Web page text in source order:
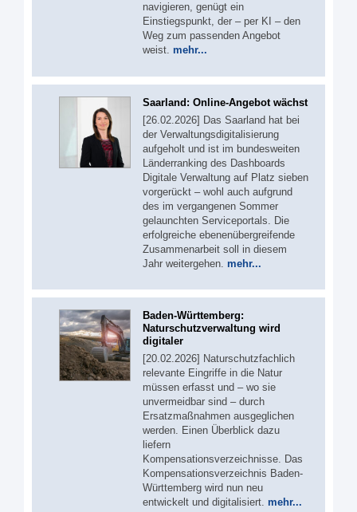
navigieren, genügt ein
Einstiegspunkt, der – per KI – den
Weg zum passenden Angebot
weist. mehr...
Saarland: Online-Angebot wächst
[26.02.2026] Das Saarland hat bei
der Verwaltungsdigitalisierung
aufgeholt und ist im bundesweiten
Länderranking des Dashboards
Digitale Verwaltung auf Platz sieben
vorgerückt – wohl auch aufgrund
des im vergangenen Sommer
gelaunchten Serviceportals. Die
erfolgreiche ebenenübergreifende
Zusammenarbeit soll in diesem
Jahr weitergehen. mehr...
Baden-Württemberg:
Naturschutzverwaltung wird
digitaler
[20.02.2026] Naturschutzfachlich
relevante Eingriffe in die Natur
müssen erfasst und – wo sie
unvermeidbar sind – durch
Ersatzmaßnahmen ausgeglichen
werden. Einen Überblick dazu
liefern
Kompensationsverzeichnisse. Das
Kompensationsverzeichnis Baden-
Württemberg wird nun neu
entwickelt und digitalisiert. mehr...